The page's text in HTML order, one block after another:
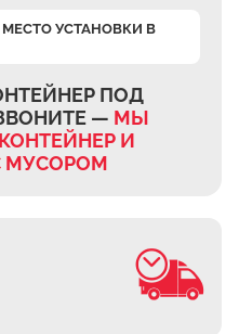
УСТАНОВКИ В
ПОД
— МЫ
И
МУСОРОМ